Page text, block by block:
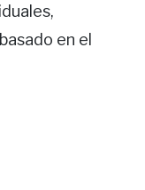
en el